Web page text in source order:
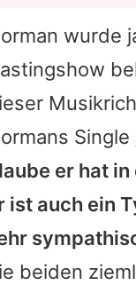
wurde
Single
er hat
ist auch ein
beiden